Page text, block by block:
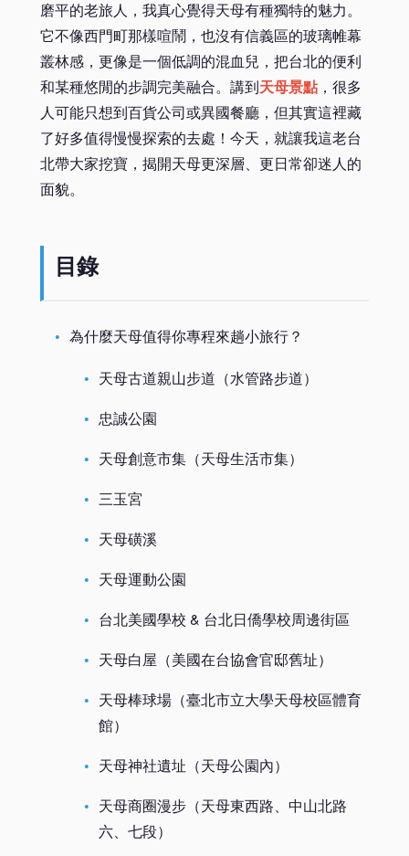
磨平的老旅人，我真心覺得天母有種獨特的魅力。
它不像西門町那樣喧鬧，也沒有信義區的玻璃帷幕
叢林感，更像是一個低調的混血兒，把台北的便利
和某種悠閒的步調完美融合。講到天母景點 ，很多
人可能只想到百貨公司或異國餐廳，但其實這裡藏
了好多值得慢慢探索的去處！今天，就讓我這老台
北帶大家挖寶，揭開天母更深層、更日常卻迷人的
面貌。
目錄
為什麼天母值得你專程來趟小旅行？
天母古道親山步道（水管路步道）
忠誠公園
天母創意市集（天母生活市集）
三玉宮
天母磺溪
天母運動公園
台北美國學校 & 台北日僑學校周邊街區
天母白屋（美國在台協會官邸舊址）
天母棒球場（臺北市立大學天母校區體育
館）
天母神社遺址（天母公園內）
天母商圈漫步（天母東西路、中山北路
六、七段）